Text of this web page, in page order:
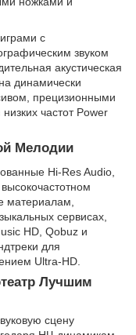
с
звуком
акустическая
динамически
прецизионными
частот Power
Мелодии
Hi-Res Audio,
материалам,
сервисах,
HD, Qobuz и
для
Ultra-HD.
Лучшим
сцену